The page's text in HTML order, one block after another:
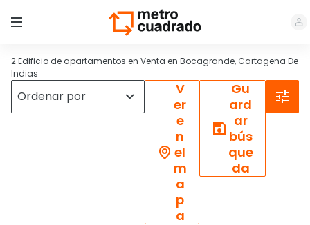
2 Edificio de apartamentos en Venta en Bocagrande, Cartagena De
Indias
V
er
e
n
el
m
a
p
a
Gu
ard
ar
bús
que
da